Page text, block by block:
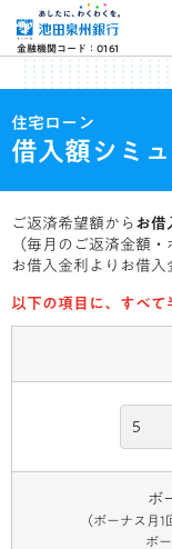
金融機関コード：0161
住宅ローン
借入額シミ
ご返済希望額から お借
（毎月のご返済金額
お借入金利よりお借入
以下の項目に、すべ
ボ
（ボーナス月
ボ